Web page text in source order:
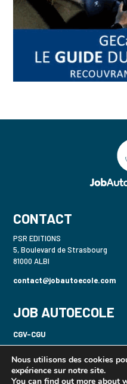
CONTACT
PSR EDITIONS
5, Boulevard de Strasbourg
81000 ALBI
contact@jobautoecole.com
JOB AUTOECOLE
CGV-CGU
Mentions légales
Nous utilisons des cookies
expérience sur notre site.
You can find out more about